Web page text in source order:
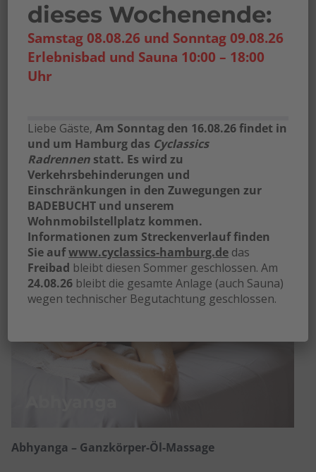
– in unserer prämierten Saunalandschaft steigern
Sie Ihr Wohlbefinden in traumhafter Atmosphäre.
Bei Massagebuchungen ohne Saunanutzung
kommen Sie bitte ca. 20 Min. vor Ihrer Anwendung an
Aus Haftungsgründen können wir keine
schwangeren Frauen massieren.
Abhyanga – Ganzkörper-Öl-Massage
dieses Wochenende:
Samstag 08.08.26 und Sonntag 09.08.26
Erlebnisbad und Sauna 10:00 – 18:00
Uhr
Liebe Gäste,Am Sonntag den 16.08.26 findet in
und um Hamburg das Cyclassics
Radrennen statt. Es wird zu
Verkehrsbehinderungen und
Einschränkungen in den Zuwegungen zur
BADEBUCHT und unserem
Wohnmobilstellplatz kommen.
Informationen zum Streckenverlauf finden
Sie aufwww.cyclassics-hamburg.de das
Freibad bleibt diesen Sommer geschlossen. Am
24.08.26 bleibt die gesamte Anlage (auch Sauna)
wegen technischer Begutachtung geschlossen.